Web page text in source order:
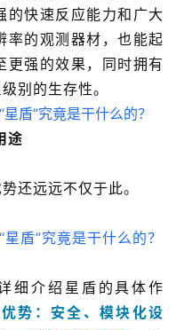
的快速反应能力和广大
率的观测器材，也能起
更强的效果，同时拥有
别的生存性。
途
还远远不仅于此。
细介绍星盾的具体作
势：安全、模块化设